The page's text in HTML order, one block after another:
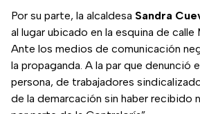
Por su parte, la alcaldesa Sandra
al lugar ubicado en la esquina de calle
Ante los medios de comunicación
la propaganda. A la par que denunció
persona, de trabajadores
de la demarcación sin haber recibido